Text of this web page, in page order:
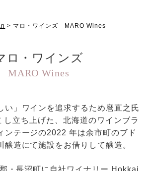
マロ・ワインズ MARO Wines
ロ・ワインズ
MARO Wines
い」ワインを追求するため麿直之氏
し立ち上げた、北海道のワインブラ
ンテージの2022 年は余市町のブド
醸造にて施設をお借りして醸造。
・長沼町に自社ワイナリー Hokkai